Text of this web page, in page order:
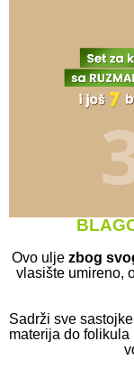
Ovo uljezbog
vlasište umireno,
Sadrži sve
materija do